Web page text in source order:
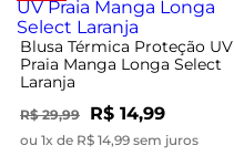
Blusa Térmica Proteção UV
Praia Manga Longa Select
Laranja
R$ 29,99 R$ 14,99
ou 1x de R$ 14,99 sem juros